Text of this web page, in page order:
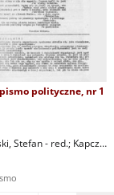
polityczne, nr 1
Stefan - red.